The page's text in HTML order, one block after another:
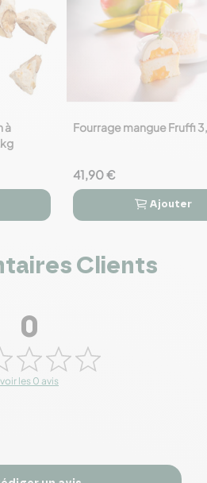
à
favorite_border
Fourrage mangue Fruffi
41,90 €
 
Ajouter
Clients
0
voir les 0 avis